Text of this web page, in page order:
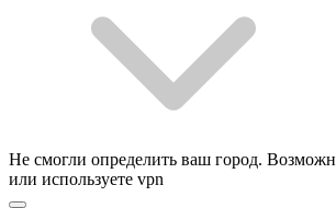
Не смогли определить ваш город.
или используете vpn